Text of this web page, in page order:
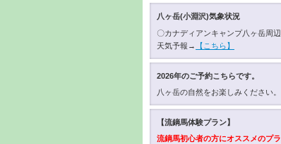
八ヶ岳(小淵沢)気象状況
〇カナディアンキャンプ八ヶ岳周辺
天気予報→
【こちら】
2026年のご予約こちらです。
八ヶ岳の自然をお楽しみください。
【流鏑馬体験プラン】
流鏑馬初心者の方にオススメのプラ